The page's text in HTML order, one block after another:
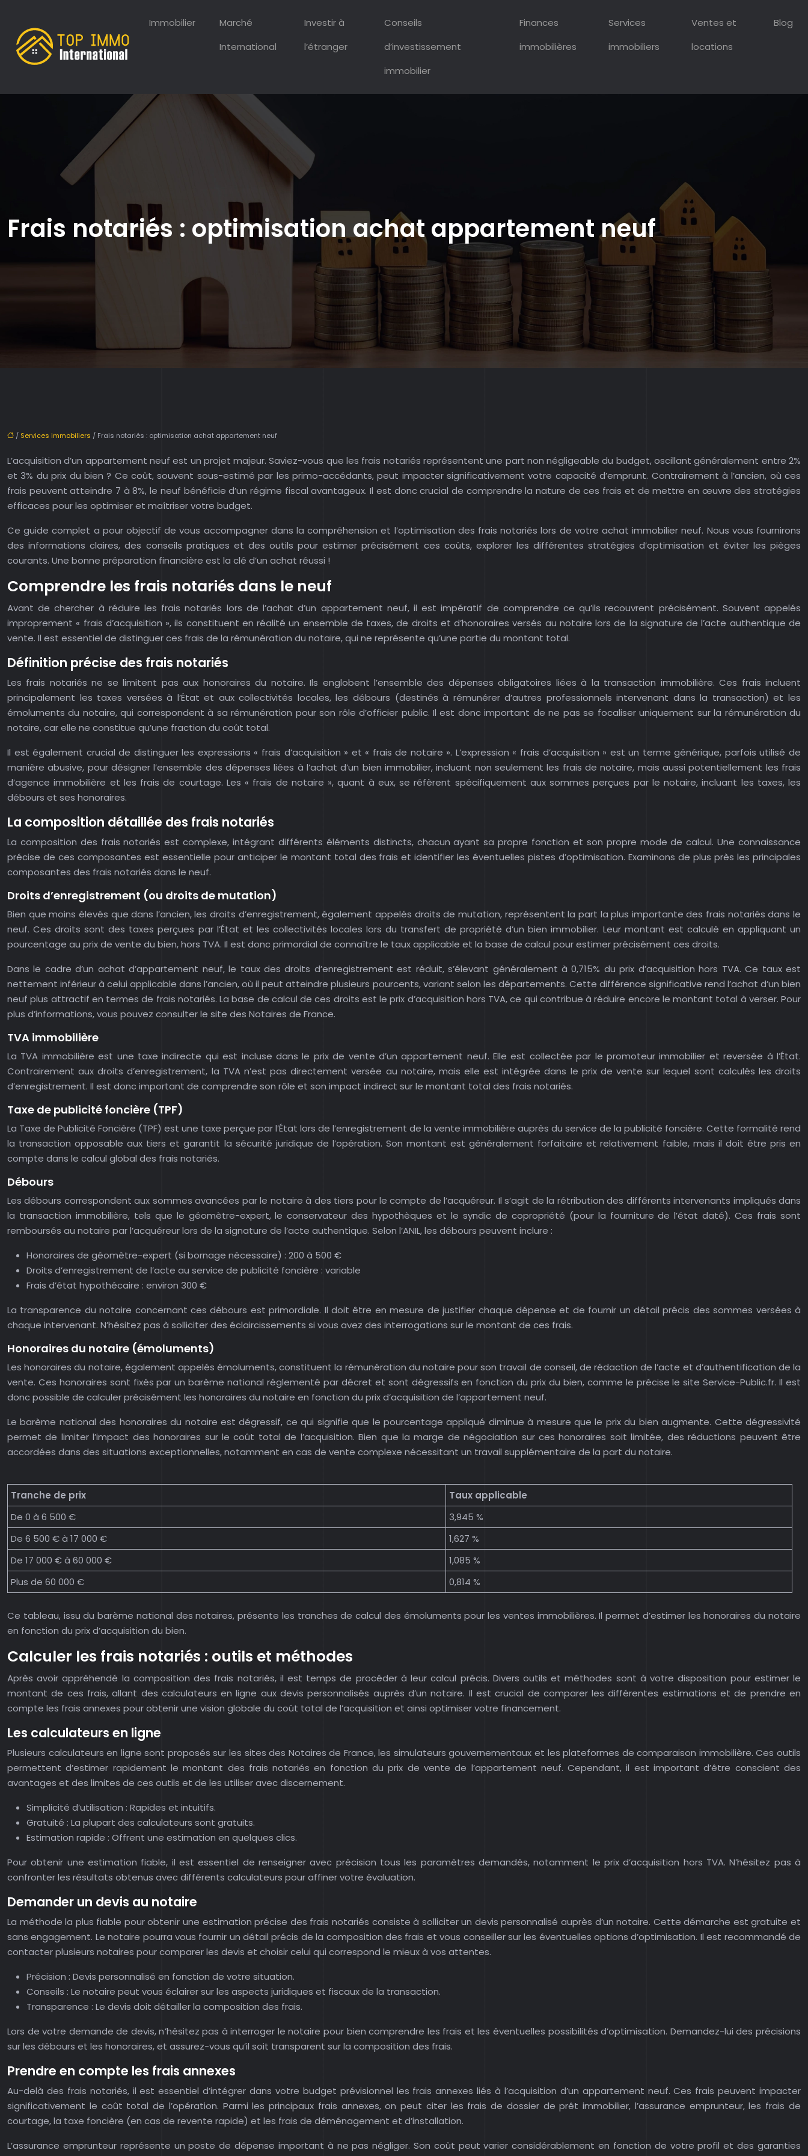
Immobilier
Marché
International
Investir à
l’étranger
Conseils
d’investissement
immobilier
Finances
immobilières
Services
immobiliers
Ventes et
locations
Blog
Frais notariés : optimisation achat appartement neuf
/ Services immobiliers / Frais notariés : optimisation achat appartement neuf
L’acquisition d’un appartement neuf est un projet majeur. Saviez-vous que les frais notariés représentent une part non négligeable du budget, oscillant généralement entre 2%
et 3% du prix du bien ? Ce coût, souvent sous-estimé par les primo-accédants, peut impacter significativement votre capacité d’emprunt. Contrairement à l’ancien, où ces
frais peuvent atteindre 7 à 8%, le neuf bénéficie d’un régime fiscal avantageux. Il est donc crucial de comprendre la nature de ces frais et de mettre en œuvre des stratégies
efficaces pour les optimiser et maîtriser votre budget.
Ce guide complet a pour objectif de vous accompagner dans la compréhension et l’optimisation des frais notariés lors de votre achat immobilier neuf. Nous vous fournirons
des informations claires, des conseils pratiques et des outils pour estimer précisément ces coûts, explorer les différentes stratégies d’optimisation et éviter les pièges
courants. Une bonne préparation financière est la clé d’un achat réussi !
Comprendre les frais notariés dans le neuf
Avant de chercher à réduire les frais notariés lors de l’achat d’un appartement neuf, il est impératif de comprendre ce qu’ils recouvrent précisément. Souvent appelés
improprement « frais d’acquisition », ils constituent en réalité un ensemble de taxes, de droits et d’honoraires versés au notaire lors de la signature de l’acte authentique de
vente. Il est essentiel de distinguer ces frais de la rémunération du notaire, qui ne représente qu’une partie du montant total.
Définition précise des frais notariés
Les frais notariés ne se limitent pas aux honoraires du notaire. Ils englobent l’ensemble des dépenses obligatoires liées à la transaction immobilière. Ces frais incluent
principalement les taxes versées à l’État et aux collectivités locales, les débours (destinés à rémunérer d’autres professionnels intervenant dans la transaction) et les
émoluments du notaire, qui correspondent à sa rémunération pour son rôle d’officier public. Il est donc important de ne pas se focaliser uniquement sur la rémunération du
notaire, car elle ne constitue qu’une fraction du coût total.
Il est également crucial de distinguer les expressions « frais d’acquisition » et « frais de notaire ». L’expression « frais d’acquisition » est un terme générique, parfois utilisé de
manière abusive, pour désigner l’ensemble des dépenses liées à l’achat d’un bien immobilier, incluant non seulement les frais de notaire, mais aussi potentiellement les frais
d’agence immobilière et les frais de courtage. Les « frais de notaire », quant à eux, se réfèrent spécifiquement aux sommes perçues par le notaire, incluant les taxes, les
débours et ses honoraires.
La composition détaillée des frais notariés
La composition des frais notariés est complexe, intégrant différents éléments distincts, chacun ayant sa propre fonction et son propre mode de calcul. Une connaissance
précise de ces composantes est essentielle pour anticiper le montant total des frais et identifier les éventuelles pistes d’optimisation. Examinons de plus près les principales
composantes des frais notariés dans le neuf.
Droits d’enregistrement (ou droits de mutation)
Bien que moins élevés que dans l’ancien, les droits d’enregistrement, également appelés droits de mutation, représentent la part la plus importante des frais notariés dans le
neuf. Ces droits sont des taxes perçues par l’État et les collectivités locales lors du transfert de propriété d’un bien immobilier. Leur montant est calculé en appliquant un
pourcentage au prix de vente du bien, hors TVA. Il est donc primordial de connaître le taux applicable et la base de calcul pour estimer précisément ces droits.
Dans le cadre d’un achat d’appartement neuf, le taux des droits d’enregistrement est réduit, s’élevant généralement à 0,715% du prix d’acquisition hors TVA. Ce taux est
nettement inférieur à celui applicable dans l’ancien, où il peut atteindre plusieurs pourcents, variant selon les départements. Cette différence significative rend l’achat d’un bien
neuf plus attractif en termes de frais notariés. La base de calcul de ces droits est le prix d’acquisition hors TVA, ce qui contribue à réduire encore le montant total à verser. Pour
plus d’informations, vous pouvez consulter le site des Notaires de France.
TVA immobilière
La TVA immobilière est une taxe indirecte qui est incluse dans le prix de vente d’un appartement neuf. Elle est collectée par le promoteur immobilier et reversée à l’État.
Contrairement aux droits d’enregistrement, la TVA n’est pas directement versée au notaire, mais elle est intégrée dans le prix de vente sur lequel sont calculés les droits
d’enregistrement. Il est donc important de comprendre son rôle et son impact indirect sur le montant total des frais notariés.
Taxe de publicité foncière (TPF)
La Taxe de Publicité Foncière (TPF) est une taxe perçue par l’État lors de l’enregistrement de la vente immobilière auprès du service de la publicité foncière. Cette formalité rend
la transaction opposable aux tiers et garantit la sécurité juridique de l’opération. Son montant est généralement forfaitaire et relativement faible, mais il doit être pris en
compte dans le calcul global des frais notariés.
Débours
Les débours correspondent aux sommes avancées par le notaire à des tiers pour le compte de l’acquéreur. Il s’agit de la rétribution des différents intervenants impliqués dans
la transaction immobilière, tels que le géomètre-expert, le conservateur des hypothèques et le syndic de copropriété (pour la fourniture de l’état daté). Ces frais sont
remboursés au notaire par l’acquéreur lors de la signature de l’acte authentique. Selon l’ANIL, les débours peuvent inclure :
Honoraires de géomètre-expert (si bornage nécessaire) : 200 à 500 €
Droits d’enregistrement de l’acte au service de publicité foncière : variable
Frais d’état hypothécaire : environ 300 €
La transparence du notaire concernant ces débours est primordiale. Il doit être en mesure de justifier chaque dépense et de fournir un détail précis des sommes versées à
chaque intervenant. N’hésitez pas à solliciter des éclaircissements si vous avez des interrogations sur le montant de ces frais.
Honoraires du notaire (émoluments)
Les honoraires du notaire, également appelés émoluments, constituent la rémunération du notaire pour son travail de conseil, de rédaction de l’acte et d’authentification de la
vente. Ces honoraires sont fixés par un barème national réglementé par décret et sont dégressifs en fonction du prix du bien, comme le précise le site Service-Public.fr. Il est
donc possible de calculer précisément les honoraires du notaire en fonction du prix d’acquisition de l’appartement neuf.
Le barème national des honoraires du notaire est dégressif, ce qui signifie que le pourcentage appliqué diminue à mesure que le prix du bien augmente. Cette dégressivité
permet de limiter l’impact des honoraires sur le coût total de l’acquisition. Bien que la marge de négociation sur ces honoraires soit limitée, des réductions peuvent être
accordées dans des situations exceptionnelles, notamment en cas de vente complexe nécessitant un travail supplémentaire de la part du notaire.
Tranche de prix
Taux applicable
De 0 à 6 500 €
3,945 %
De 6 500 € à 17 000 €
1,627 %
De 17 000 € à 60 000 €
1,085 %
Plus de 60 000 €
0,814 %
Ce tableau, issu du barème national des notaires, présente les tranches de calcul des émoluments pour les ventes immobilières. Il permet d’estimer les honoraires du notaire
en fonction du prix d’acquisition du bien.
Calculer les frais notariés : outils et méthodes
Après avoir appréhendé la composition des frais notariés, il est temps de procéder à leur calcul précis. Divers outils et méthodes sont à votre disposition pour estimer le
montant de ces frais, allant des calculateurs en ligne aux devis personnalisés auprès d’un notaire. Il est crucial de comparer les différentes estimations et de prendre en
compte les frais annexes pour obtenir une vision globale du coût total de l’acquisition et ainsi optimiser votre financement.
Les calculateurs en ligne
Plusieurs calculateurs en ligne sont proposés sur les sites des Notaires de France, les simulateurs gouvernementaux et les plateformes de comparaison immobilière. Ces outils
permettent d’estimer rapidement le montant des frais notariés en fonction du prix de vente de l’appartement neuf. Cependant, il est important d’être conscient des
avantages et des limites de ces outils et de les utiliser avec discernement.
Simplicité d’utilisation : Rapides et intuitifs.
Gratuité : La plupart des calculateurs sont gratuits.
Estimation rapide : Offrent une estimation en quelques clics.
Pour obtenir une estimation fiable, il est essentiel de renseigner avec précision tous les paramètres demandés, notamment le prix d’acquisition hors TVA. N’hésitez pas à
confronter les résultats obtenus avec différents calculateurs pour affiner votre évaluation.
Demander un devis au notaire
La méthode la plus fiable pour obtenir une estimation précise des frais notariés consiste à solliciter un devis personnalisé auprès d’un notaire. Cette démarche est gratuite et
sans engagement. Le notaire pourra vous fournir un détail précis de la composition des frais et vous conseiller sur les éventuelles options d’optimisation. Il est recommandé de
contacter plusieurs notaires pour comparer les devis et choisir celui qui correspond le mieux à vos attentes.
Précision : Devis personnalisé en fonction de votre situation.
Conseils : Le notaire peut vous éclairer sur les aspects juridiques et fiscaux de la transaction.
Transparence : Le devis doit détailler la composition des frais.
Lors de votre demande de devis, n’hésitez pas à interroger le notaire pour bien comprendre les frais et les éventuelles possibilités d’optimisation. Demandez-lui des précisions
sur les débours et les honoraires, et assurez-vous qu’il soit transparent sur la composition des frais.
Prendre en compte les frais annexes
Au-delà des frais notariés, il est essentiel d’intégrer dans votre budget prévisionnel les frais annexes liés à l’acquisition d’un appartement neuf. Ces frais peuvent impacter
significativement le coût total de l’opération. Parmi les principaux frais annexes, on peut citer les frais de dossier de prêt immobilier, l’assurance emprunteur, les frais de
courtage, la taxe foncière (en cas de revente rapide) et les frais de déménagement et d’installation.
L’assurance emprunteur représente un poste de dépense important à ne pas négliger. Son coût peut varier considérablement en fonction de votre profil et des garanties